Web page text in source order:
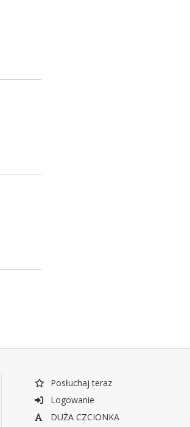
Posłuchaj teraz
Logowanie
DUŻA CZCIONKA